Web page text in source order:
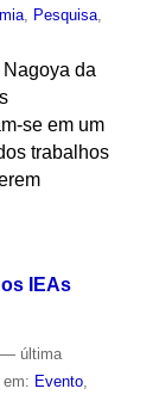
, Pesquisa,
da
se em um
trabalhos
IEAs
— última
Evento,